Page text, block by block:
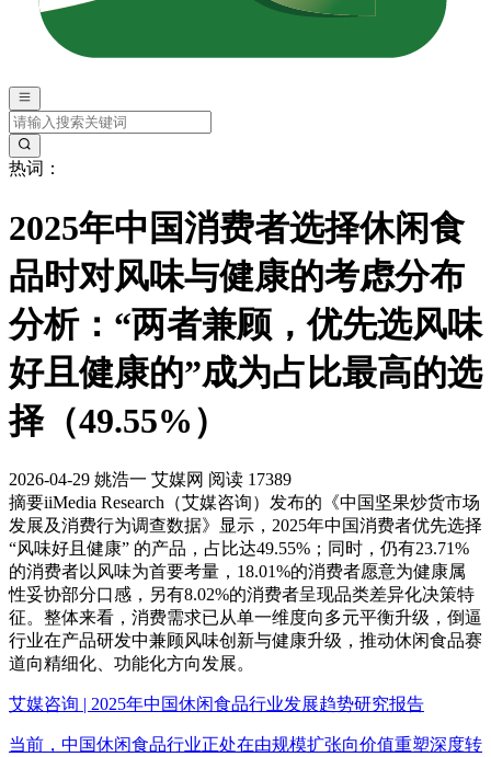
热词：
2025年中国消费者选择休闲食
品时对风味与健康的考虑分布
分析：“两者兼顾，优先选风味
好且健康的”成为占比最高的选
择（49.55%）
2026-04-29 姚浩一 艾媒网 阅读 17389
摘要iiMedia Research（艾媒咨询）发布的《中国坚果炒货市场
发展及消费行为调查数据》显示，2025年中国消费者优先选择
“风味好且健康” 的产品，占比达49.55%；同时，仍有23.71%
的消费者以风味为首要考量，18.01%的消费者愿意为健康属
性妥协部分口感，另有8.02%的消费者呈现品类差异化决策特
征。整体来看，消费需求已从单一维度向多元平衡升级，倒逼
行业在产品研发中兼顾风味创新与健康升级，推动休闲食品赛
道向精细化、功能化方向发展。
艾媒咨询 | 2025年中国休闲食品行业发展趋势研究报告
当前，中国休闲食品行业正处在由规模扩张向价值重塑深度转